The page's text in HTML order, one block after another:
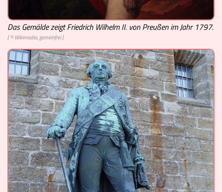
Das Gemälde zeigt Friedrich Wilhelm II. von Preußen im Jahr 1797.
[ © Wikimedia, gemeinfrei ]